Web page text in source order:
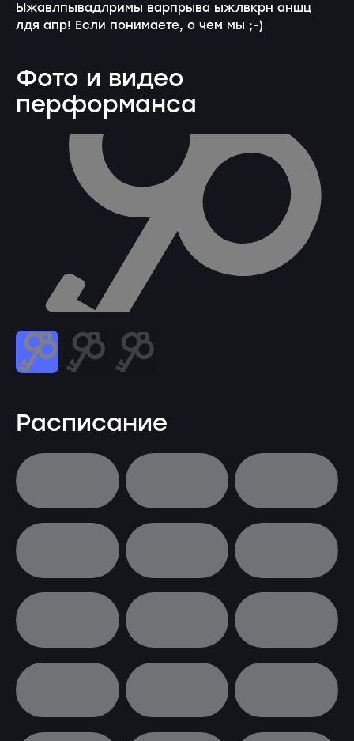
Ыжавлпывадлримы варпрыва ыжлвкрн аншц
лдя апр! Если понимаете, о чем мы ;-)
Фото и видео
перформанса
Расписание